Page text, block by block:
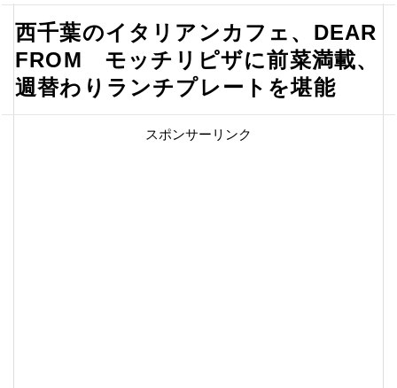
西千葉のイタリアンカフェ、DEAR
FROM モッチリピザに前菜満載、
週替わりランチプレートを堪能
スポンサーリンク